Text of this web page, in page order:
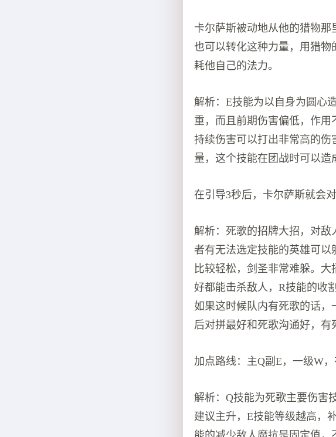
卡尔萨斯被动地从他的猎物
也可以转化这种力量，用猎
耗他自己的法力。
解析：E技能为以自身为圆心
重，而且前期伤害偏低，作
持续伤害可以打出非常高的
量，这个技能在团战时可以造
在引导3秒后，卡尔萨斯就会
解析：死歌的招牌大招，对
者有无法选定技能的英雄可
比较轻松，剑圣非常难躲。
好都能击杀敌人，R技能的收
如果这时候队内有死歌的话
后对拼最好和死歌沟通好，有
加点路线：主Q副E，一级W，
解析：Q技能为死歌主要伤害
建议主升，E技能等级越高，